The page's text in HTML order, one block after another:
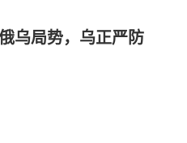
乌局势，乌正严防